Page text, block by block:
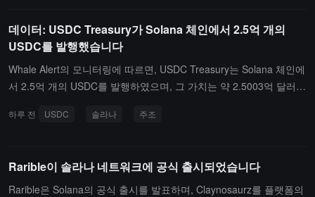
토큰도 배분에 참여하지 않습니다. 구체적인 일정은 아직 확정되지
않았으며, 출금 기능은 계속 열려 있으며 사전에 명확한 공지를 할 것
입니다. 운영 세부 사항(새 포지션 종료, 보유 포지션 정산 등)은 월요
일에 토큰 보유자와의 통화에서 논의될 예정이며, 창립자는 8월 10일
이전에 메타DAO를 통해 AMM을 동결하여 비례적으로 자금을 반환
적이 없으며, 설립 이후 FAF 보유자에게 약 52만 달러 USDC 수익 분
배를 했습니다.
데이터: USDC Treasury가 Solana 체인에서 2.5억 개의
USDC를 발행했습니다
Whale Alert의 모니터링에 따르면, USDC Treasury는 Solana 체인에
서 2.5억 개의 USDC를 발행하였으며, 그 가치는 약 2.5003억 달러입
하루 전 USDC 솔라나 주조
Rarible이 솔라나 네트워크에 공식 출시되었습니다
Rarible은 Solana의 공식 출시를 발표하며, Claynosaurz를 플랫폼의